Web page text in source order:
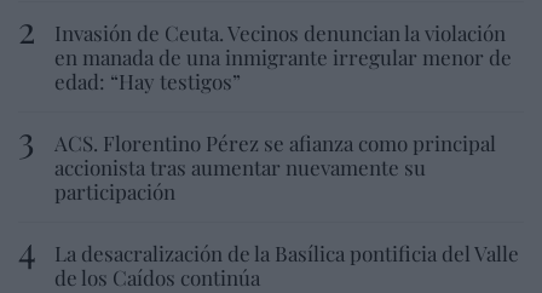
Invasión de Ceuta. Vecinos denuncian la violación
en manada de una inmigrante irregular menor de
edad: “Hay testigos”
ACS. Florentino Pérez se afianza como principal
accionista tras aumentar nuevamente su
participación
La desacralización de la Basílica pontificia del Valle
de los Caídos continúa